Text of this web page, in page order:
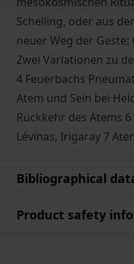
Schelling, oder aus
neuer Weg der Geste:
Zwei Variationen zu
4 Feuerbachs
Atem und Sein bei
Rückkehr des Atems
Lévinas, Irigaray 7
Bibliographical
Product safety